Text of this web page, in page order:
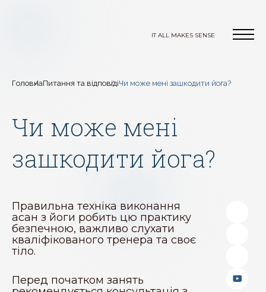
IT ALL MAKES SENSE
ГоловнаПитання та відповідіЧи може мені зашкодити йога?
Чи може мені
зашкодити йога?
Правильна техніка виконання
асан з йоги робить цю практику
безпечною, важливо слухати
кваліфікованого тренера та своє
тіло.
Перед початком занять